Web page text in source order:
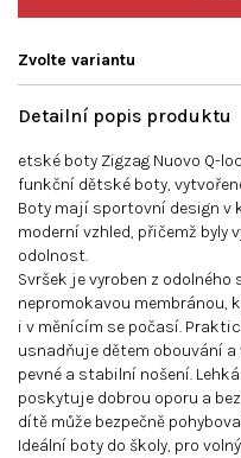
Zvolte variantu
Detailní popis produktu
etské boty Zigzag Nuovo Q-
funkční dětské boty,
Boty mají sportovní design v
moderní vzhled, přičemž byly
odolnost.
Svršek je vyroben z
nepromokavou membránou,
i v měnícím se počasí.
usnadňuje dětem obouvání
pevné a stabilní nošení.
poskytuje dobrou oporu a
dítě může bezpečně
Ideální boty do školy, pro